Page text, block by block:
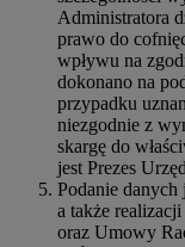
Administratora
prawo do
wpływu na
dokonano na
przypadku
niezgodnie z
skargę do
jest Prezes
Podanie danych
a także
oraz Umowy